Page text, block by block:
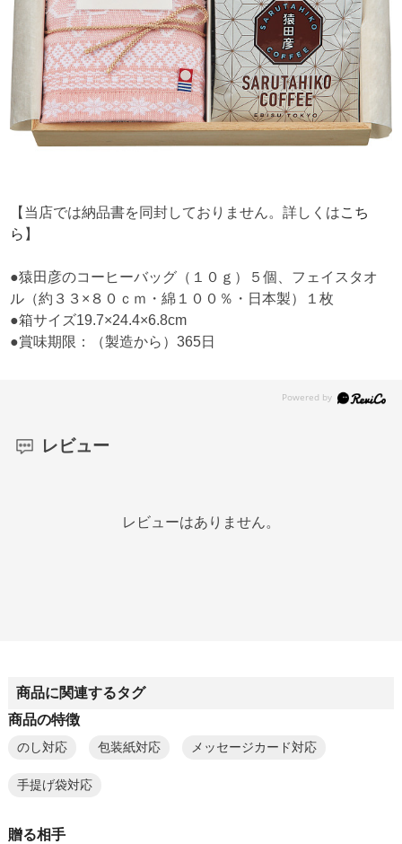
【当店では納品書を同封しておりません。詳しくはこち
ら 】
●猿田彦のコーヒーバッグ（１０ｇ）５個、フェイスタオ
ル（約３３×８０ｃｍ・綿１００％・日本製）１枚
●箱サイズ19.7×24.4×6.8cm
●賞味期限：（製造から）365日
レビュー
レビューはありません。
商品に関連するタグ
商品の特徴
のし対応 包装紙対応 メッセージカード対応
手提げ袋対応
贈る相手